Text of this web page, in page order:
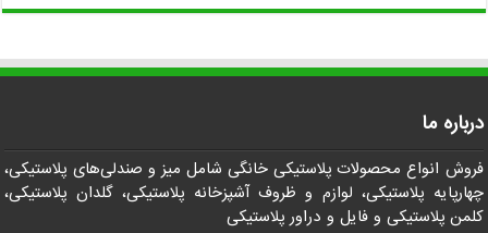
درباره ما
فروش انواع محصولات پلاستیکی خانگی شامل میز و صندلی‌های پلاستیکی،
چهارپایه پلاستیکی، لوازم و ظروف آشپزخانه پلاستیکی، گلدان پلاستیکی،
کلمن پلاستیکی و فایل و دراور پلاستیکی